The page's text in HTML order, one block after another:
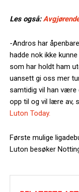
Les også:
-Andros har
hadde nok ikke
som har holdt ham
uansett gi oss mer
samtidig vil han være
opp til og vil lære av,
Luton Today.
Første mulige
Luton besøker